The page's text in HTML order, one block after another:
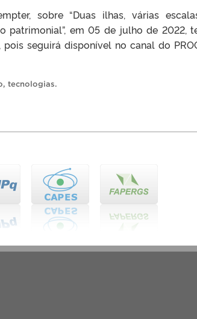
sobre “Duas ilhas, várias
em 05 de julho de 2022,
seguirá disponível no canal do
, tecnologias.